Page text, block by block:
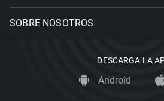
SOBRE NOSOTROS
DESCARGA LA
Android